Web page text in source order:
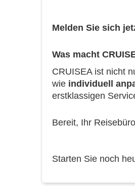
Melden Sie sich
Was macht
CRUISEA ist nicht
wie individuell
erstklassigen
Bereit, Ihr
Starten Sie noch